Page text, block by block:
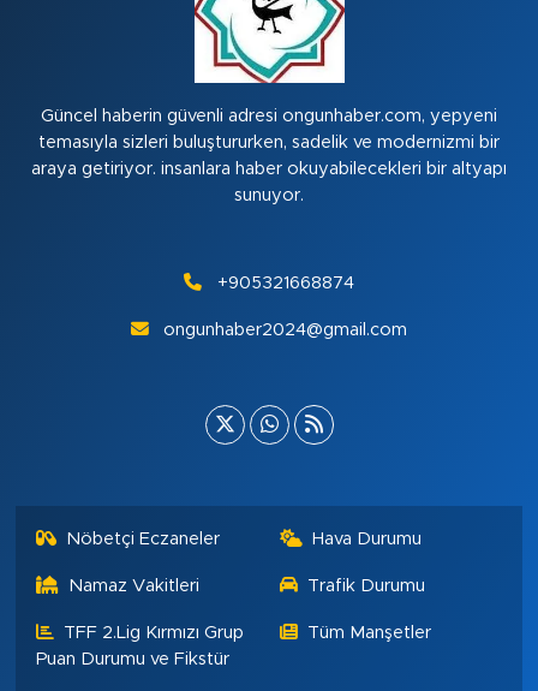
Güncel haberin güvenli adresi ongunhaber.com, yepyeni
temasıyla sizleri buluştururken, sadelik ve modernizmi bir
araya getiriyor. insanlara haber okuyabilecekleri bir altyapı
sunuyor.
+905321668874
ongunhaber2024@gmail.com
Nöbetçi Eczaneler Hava Durumu
Namaz Vakitleri Trafik Durumu
TFF 2.Lig Kırmızı Grup
Puan Durumu ve Fikstür
Tüm Manşetler